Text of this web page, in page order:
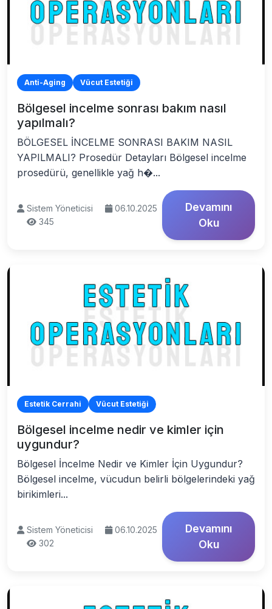
Anti-Aging Vücut Estetiği
Bölgesel incelme sonrası bakım nasıl
yapılmalı?
BÖLGESEL İNCELME SONRASI BAKIM NASIL
YAPILMALI? Prosedür Detayları Bölgesel incelme
prosedürü, genellikle yağ h�...
Sistem Yöneticisi
06.10.2025
345
Devamını
Oku
Estetik Cerrahi Vücut Estetiği
Bölgesel incelme nedir ve kimler için
uygundur?
Bölgesel İncelme Nedir ve Kimler İçin Uygundur?
Bölgesel incelme, vücudun belirli bölgelerindeki yağ
birikimleri...
Sistem Yöneticisi
06.10.2025
302
Devamını
Oku